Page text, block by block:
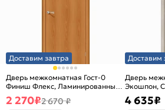
Доставим завтра
Дверь межкомнатная Гост-0
Финиш Флекс, Ламинированные
Л-12 (МиланОрех), глухая,
каркасно-щитовая
2 270₽2 670 ₽
Доставим
Дверь
Экошпон,
4 635₽